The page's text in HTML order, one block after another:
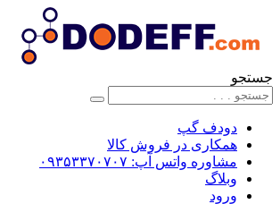
جستجو
دودف گپ
همکاری در فروش کالا
مشاوره واتس آپ: ۰۹۳۵۳۳۷۰۷۰۷
وبلاگ
ورود